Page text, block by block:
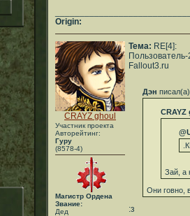
Origin:
CRAYZ ghoul
Участник проекта
Авторейтинг:
Гуру
(8578-4)
Магистр Ордена
Звание:
Дед
Тема: RE[4]:
Fallout3.ru
Дэн писал(а)
CRAYZ
Зай, а
Они говно,
:з